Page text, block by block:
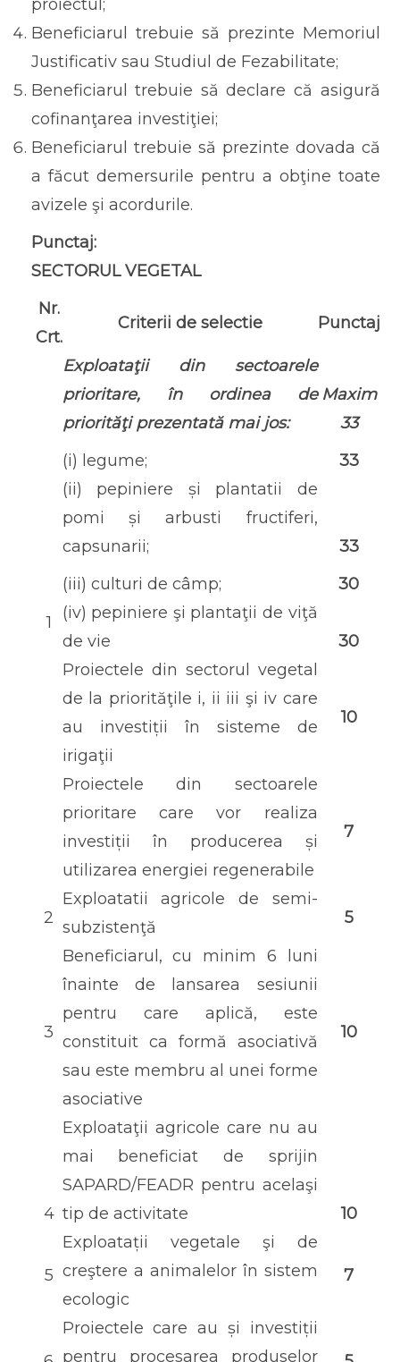
proiectul;
Beneficiarul trebuie să prezinte Memoriul
Justificativ sau Studiul de Fezabilitate;
Beneficiarul trebuie să declare că asigură
cofinanţarea investiţiei;
Beneficiarul trebuie să prezinte dovada că
a făcut demersurile pentru a obţine toate
avizele şi acordurile.
Punctaj:
SECTORUL VEGETAL
Nr.
Crt.
Criterii de selectie Punctaj
1
Exploataţii din sectoarele
prioritare, în ordinea de
priorităţi prezentată mai jos:
Maxim
33
(i) legume;
33
(ii) pepiniere și plantatii de
pomi și arbusti fructiferi,
capsunarii;
33
(iii) culturi de câmp;
30
(iv) pepiniere şi plantaţii de viţă
de vie
30
Proiectele din sectorul vegetal
de la priorităţile i, ii iii şi iv care
au investiții în sisteme de
irigaţii
10
Proiectele din sectoarele
prioritare care vor realiza
investiții în producerea și
utilizarea energiei regenerabile
7
2
Exploatatii agricole de semi-
subzistenţă
5
3
Beneficiarul, cu minim 6 luni
înainte de lansarea sesiunii
pentru care aplică, este
constituit ca formă asociativă
sau este membru al unei forme
asociative
10
4
Exploataţii agricole care nu au
mai beneficiat de sprijin
SAPARD/FEADR pentru acelaşi
tip de activitate
10
5
Exploatații vegetale şi de
creştere a animalelor în sistem
ecologic
7
Proiectele care au și investiții
pentru procesarea produselor